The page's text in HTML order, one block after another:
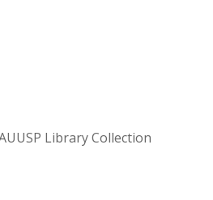
Library Collection